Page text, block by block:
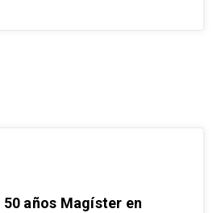
años Magíster en